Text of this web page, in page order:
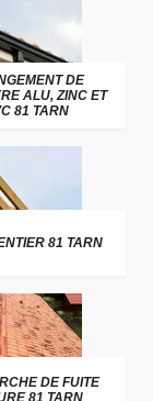
DE
ALU, ZINC ET
81 TARN
81 TARN
DE FUITE
81 TARN